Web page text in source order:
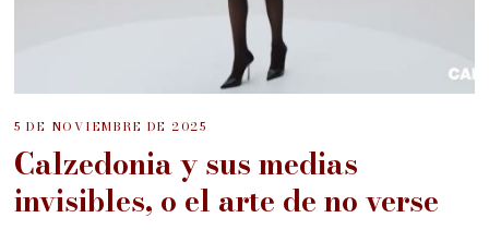
5 DE NOVIEMBRE DE 2025
Calzedonia y sus medias
invisibles, o el arte de no verse